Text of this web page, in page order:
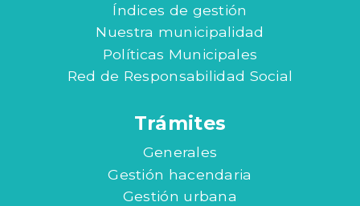
Índices de gestión
Nuestra municipalidad
Políticas Municipales
Red de Responsabilidad Social
Trámites
Generales
Gestión hacendaria
Gestión urbana